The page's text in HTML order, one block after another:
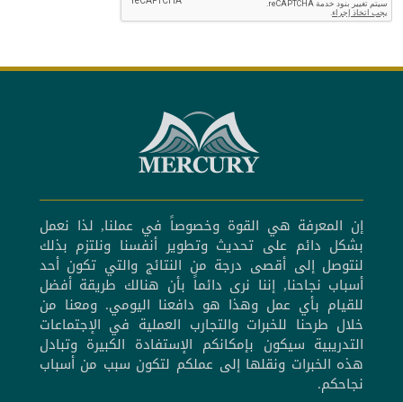
إن المعرفة هي القوة وخصوصاً في عملنا, لذا نعمل
بشكل دائم على تحديث وتطوير أنفسنا ونلتزم بذلك
لنتوصل إلى أقصى درجة من النتائج والتي تكون أحد
أسباب نجاحنا, إننا نرى دائماً بأن هنالك طريقة أفضل
للقيام بأي عمل وهذا هو دافعنا اليومي. ومعنا من
خلال طرحنا للخبرات والتجارب العملية في الإجتماعات
التدريبية سيكون بإمكانكم الإستفادة الكبيرة وتبادل
هذه الخبرات ونقلها إلى عملكم لتكون سبب من أسباب
نجاحكم.